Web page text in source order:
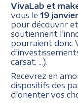
VivaLab et
vous le19
pour découvrir
soutiennent
pourraient donc
carsat, ...).
Recevrez en
dispositifs des
d'orienter vos